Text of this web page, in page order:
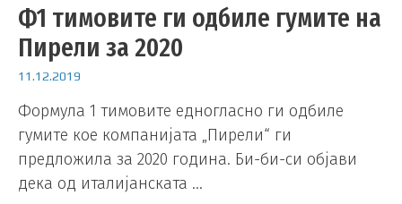
Ф1 тимовите ги одбиле гумите на
Пирели за 2020
11.12.2019
Формула 1 тимовите едногласно ги одбиле
гумите кое компанијата „Пирели“ ги
предложила за 2020 година. Би-би-си објави
дека од италијанската …